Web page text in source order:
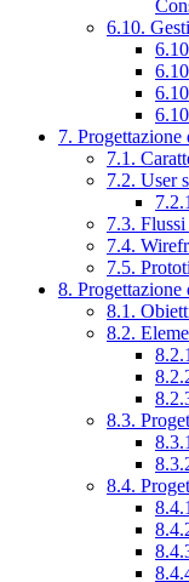
6.10.
7. Progettazione
7.1.
7.2. User
7.3.
7.4.
7.5.
8. Progettazione
8.1.
8.2.
8.3.
8.4.